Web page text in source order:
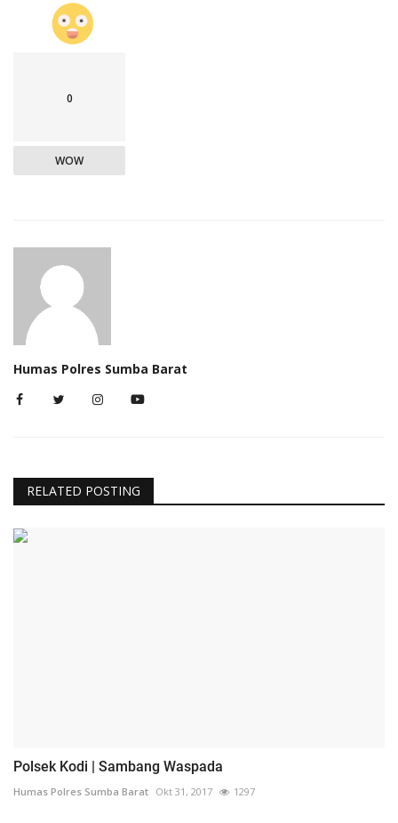
0
WOW
Humas Polres Sumba Barat
RELATED POSTING
Polsek Kodi | Sambang Waspada
Humas Polres Sumba Barat Okt 31, 2017 1297